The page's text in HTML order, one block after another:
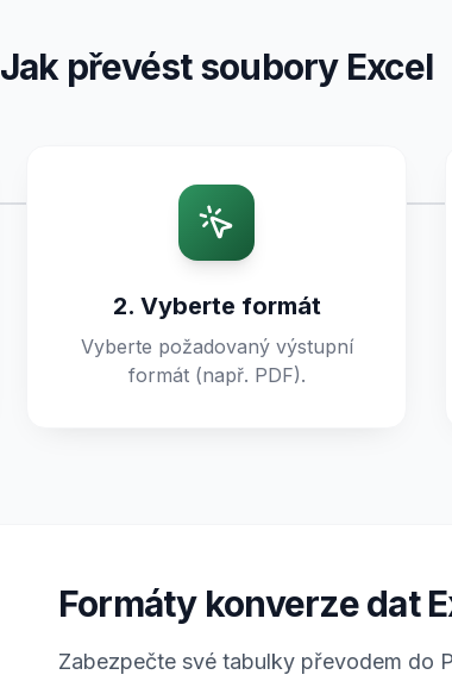
Jak převést soubory Excel
2. Vyberte formát
Vyberte požadovaný výstupní
formát (např. PDF).
Formáty konverze dat
Zabezpečte své tabulky převodem do